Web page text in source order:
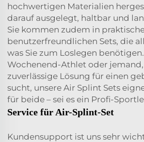
hochwertigen Materialien
darauf ausgelegt, haltbar und
Sie kommen zudem in
benutzerfreundlichen Sets, die
was Sie zum Loslegen
Wochenend-Athlet oder
zuverlässige Lösung für einen
sucht, unsere Air Splint Sets
für beide – sei es ein Profi-
Service für Air-Splint-Set
Kundensupport ist uns sehr